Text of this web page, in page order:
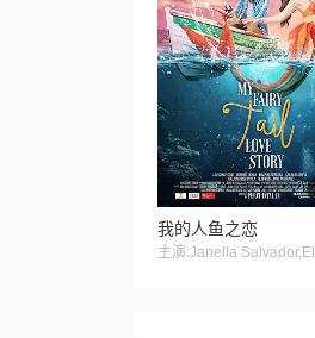
我的人鱼之恋